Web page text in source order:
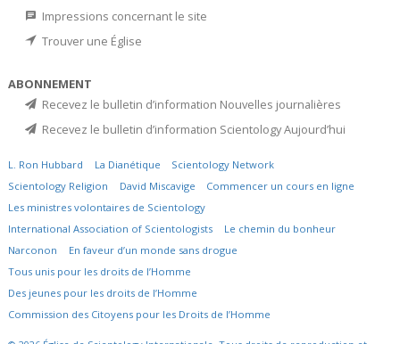
Impressions concernant le site
Trouver une Église
ABONNEMENT
Recevez le bulletin d’information Nouvelles journalières
Recevez le bulletin d’information Scientology Aujourd’hui
L. Ron Hubbard La Dianétique
Scientology Network
Scientology Religion
David Miscavige
Commencer un cours en ligne
Les ministres volontaires de Scientology
International Association of Scientologists
Le chemin du bonheur
Narconon
En faveur d’un monde sans drogue
Tous unis pour les droits de l’Homme
Des jeunes pour les droits de l’Homme
Commission des Citoyens pour les Droits de l’Homme